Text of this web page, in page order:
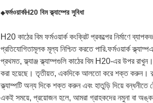
◆ফর্মওয়ার্কH20 বিমক্ল্যাম্পের সুবিধা
H20 কাঠের বিম ফর্মওয়ার্ক কংক্রিট প্রকল্পের নির্মাণে
প্রতিযোগিতামূলক মূল্য নিশ্চিত করতে পারি.ফর্মওয়ার্ক ক্ল্যাম্প
প্রথমত, ফ্ল্যাঞ্জ ক্ল্যাম্পগুলি কাঠের বিম H20-এর উপর
করা হয়েছে। তৃতীয়ত, একদিকে আলতো করে শক্ত করুন।
ক্ল্যাম্পটি অন্য দিকে শক্ত করুন এবং হাতুড়ি দিয়ে
একই সময়ে, প্রয়োজন হলে, আমরা গ্রাহকদের নমুনা বা অঙ্কন